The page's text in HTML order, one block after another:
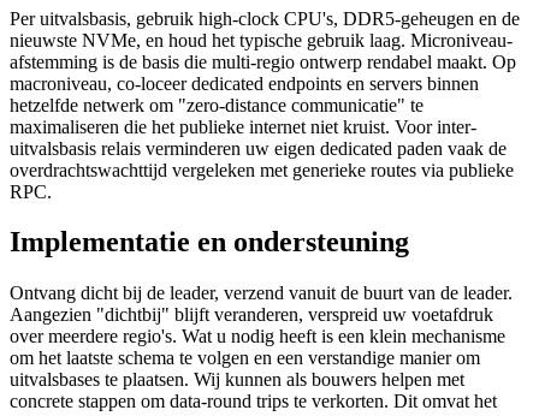
Per uitvalsbasis, gebruik high-clock CPU's, DDR5-geheugen en de
nieuwste NVMe, en houd het typische gebruik laag. Microniveau-
afstemming is de basis die multi-regio ontwerp rendabel maakt. Op
macroniveau, co-loceer dedicated endpoints en servers binnen
hetzelfde netwerk om "zero-distance communicatie" te
maximaliseren die het publieke internet niet kruist. Voor inter-
uitvalsbasis relais verminderen uw eigen dedicated paden vaak de
overdrachtswachttijd vergeleken met generieke routes via publieke
RPC.
Implementatie en ondersteuning
Ontvang dicht bij de leader, verzend vanuit de buurt van de leader.
Aangezien "dichtbij" blijft veranderen, verspreid uw voetafdruk
over meerdere regio's. Wat u nodig heeft is een klein mechanisme
om het laatste schema te volgen en een verstandige manier om
uitvalsbases te plaatsen. Wij kunnen als bouwers helpen met
concrete stappen om data-round trips te verkorten. Dit omvat het